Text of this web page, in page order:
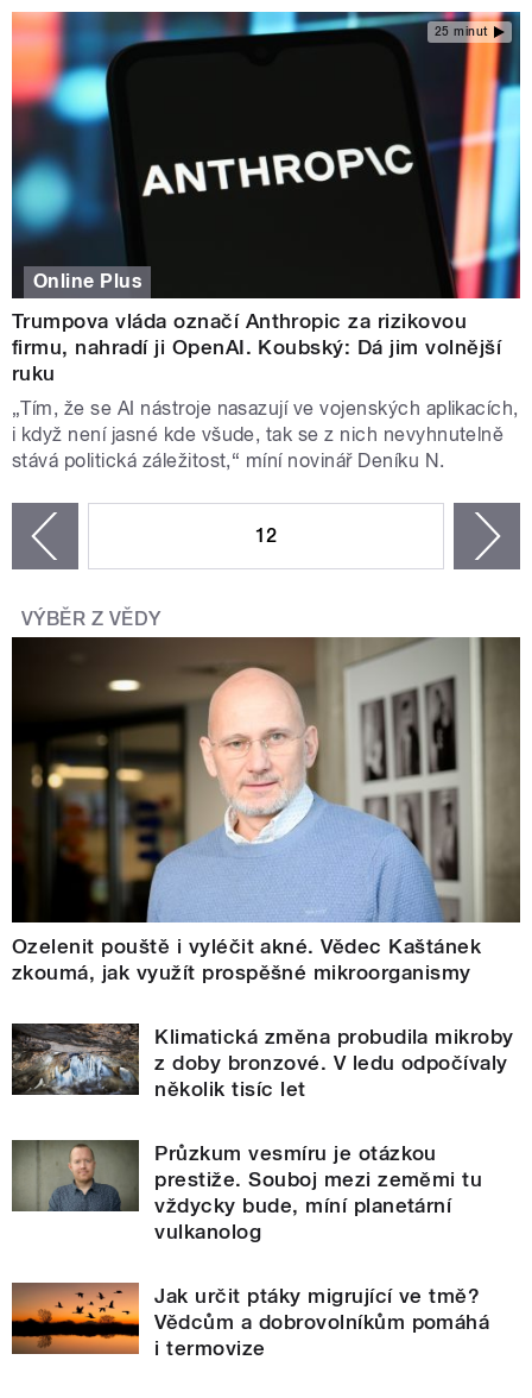
25 minut
Online Plus
Trumpova vláda označí Anthropic za rizikovou
firmu, nahradí ji OpenAI. Koubský: Dá jim volnější
ruku
„Tím, že se AI nástroje nasazují ve vojenských aplikacích,
i když není jasné kde všude, tak se z nich nevyhnutelně
stává politická záležitost,“ míní novinář Deníku N.
12
VÝBĚR Z VĚDY
Ozelenit pouště i vyléčit akné. Vědec Kaštánek
zkoumá, jak využít prospěšné mikroorganismy
Klimatická změna probudila mikroby
z doby bronzové. V ledu odpočívaly
několik tisíc let
Průzkum vesmíru je otázkou
prestiže. Souboj mezi zeměmi tu
vždycky bude, míní planetární
vulkanolog
Jak určit ptáky migrující ve tmě?
Vědcům a dobrovolníkům pomáhá
i termovize